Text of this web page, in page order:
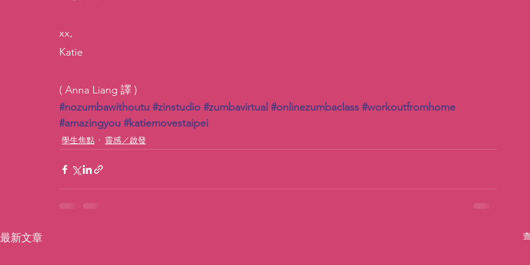
xx,
Katie
( Anna Liang 譯 )
#nozumbawithoutu #zinstudio #zumbavirtual #onlinezumbaclass #workoutfromhome
#amazingyou #katiemovestaipei
學生焦點 靈感／啟發
最新文章